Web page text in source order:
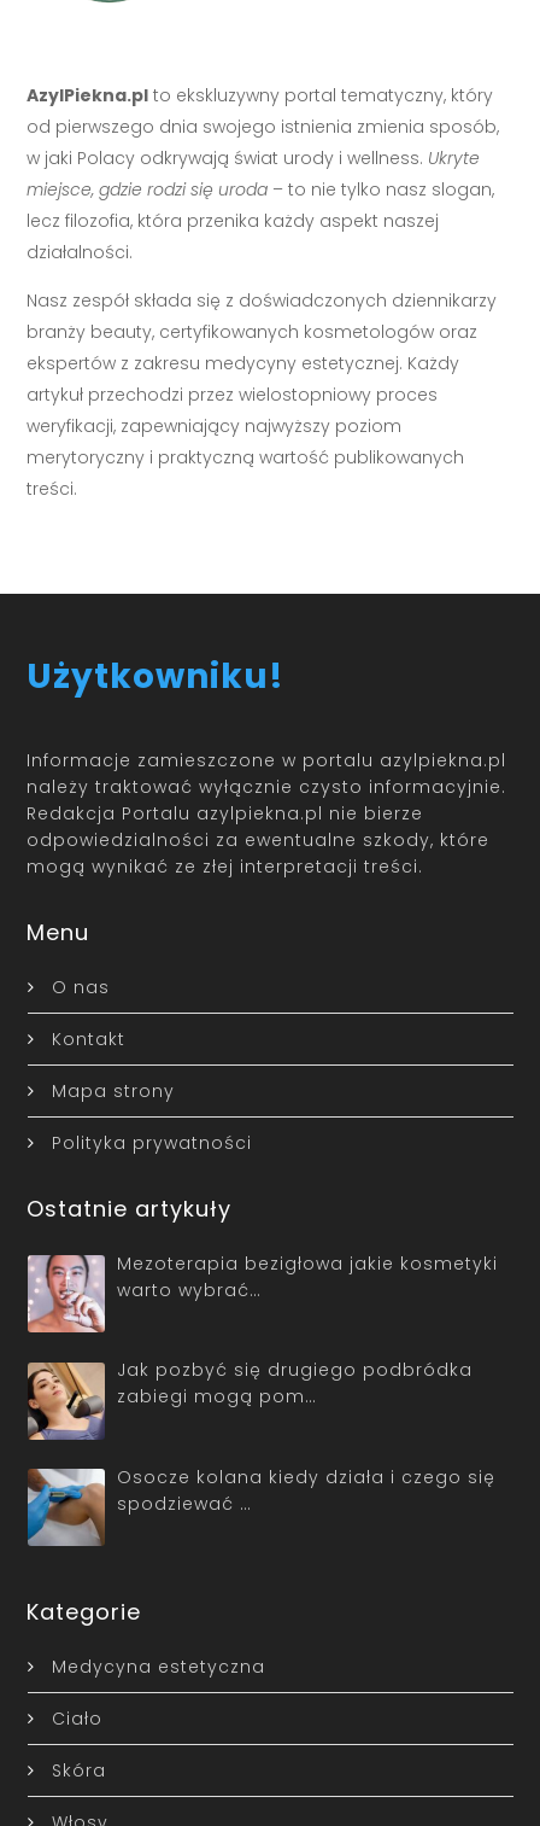
AzylPiekna.pl to ekskluzywny portal tematyczny, który
od pierwszego dnia swojego istnienia zmienia sposób,
w jaki Polacy odkrywają świat urody i wellness. Ukryte
miejsce, gdzie rodzi się uroda – to nie tylko nasz slogan,
lecz filozofia, która przenika każdy aspekt naszej
działalności.
Nasz zespół składa się z doświadczonych dziennikarzy
branży beauty, certyfikowanych kosmetologów oraz
ekspertów z zakresu medycyny estetycznej. Każdy
artykuł przechodzi przez wielostopniowy proces
weryfikacji, zapewniający najwyższy poziom
merytoryczny i praktyczną wartość publikowanych
treści.
Użytkowniku!
Informacje zamieszczone w portalu azylpiekna.pl
należy traktować wyłącznie czysto informacyjnie.
Redakcja Portalu azylpiekna.pl nie bierze
odpowiedzialności za ewentualne szkody, które
mogą wynikać ze złej interpretacji treści.
Menu
O nas
Kontakt
Mapa strony
Polityka prywatności
Ostatnie artykuły
Mezoterapia bezigłowa jakie kosmetyki
warto wybrać…
Jak pozbyć się drugiego podbródka
zabiegi mogą pom…
Osocze kolana kiedy działa i czego się
spodziewać …
Kategorie
Medycyna estetyczna
Ciało
Skóra